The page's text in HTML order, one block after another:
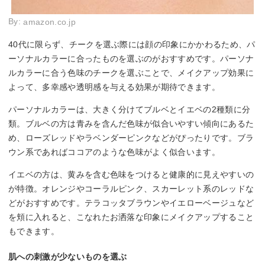
By:amazon.co.jp
40代に限らず、チークを選ぶ際には顔の印象にかかわるため、パ
ーソナルカラーに合ったものを選ぶのがおすすめです。パーソナ
ルカラーに合う色味のチークを選ぶことで、メイクアップ効果に
よって、多幸感や透明感を与える効果が期待できます。
パーソナルカラーは、大きく分けてブルベとイエベの2種類に分
類。ブルベの方は青みを含んだ色味が似合いやすい傾向にあるた
め、ローズレッドやラベンダーピンクなどがぴったりです。ブラ
ウン系であればココアのような色味がよく似合います。
イエベの方は、黄みを含む色味をつけると健康的に見えやすいの
が特徴。オレンジやコーラルピンク、スカーレット系のレッドな
どがおすすめです。テラコッタブラウンやイエローベージュなど
を頬に入れると、こなれたお洒落な印象にメイクアップすること
もできます。
肌への刺激が少ないものを選ぶ